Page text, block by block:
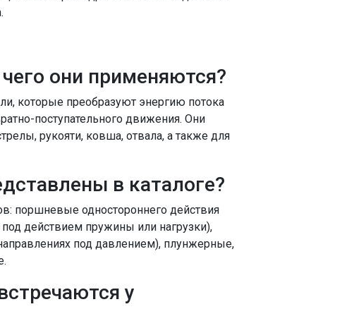
они применяются?
которые преобразуют энергию потока
поступательного движения. Они
рукояти, ковша, отвала, а также для
в каталоге?
поршневые одностороннего действия
действием пружины или нагрузки),
под давлением), плунжерные,
у